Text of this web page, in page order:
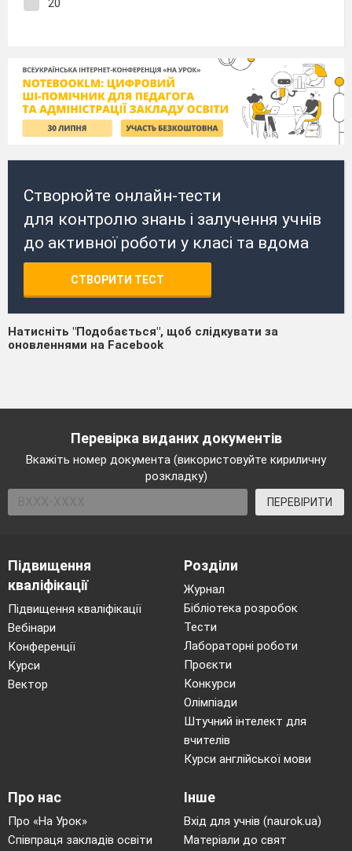
20
Створюйте онлайн-тести
для контролю знань і залучення учнів
до активної роботи у класі та вдома
СТВОРИТИ ТЕСТ
Натисніть "Подобається", щоб слідкувати за
оновленнями на Facebook
Перевірка виданих документів
Вкажіть номер документа (використовуйте кириличну
розкладку)
ПЕРЕВІРИТИ
Підвищення
кваліфікації
Підвищення кваліфікації
Вебінари
Конференції
Курси
Вектор
Розділи
Журнал
Бібліотека розробок
Тести
Лабораторні роботи
Проєкти
Конкурси
Олімпіади
Штучний інтелект для
вчителів
Курси англійської мови
Про нас
Про «На Урок»
Співпраця закладів освіти
Інше
Вхід для учнів (naurok.ua)
Матеріали до свят